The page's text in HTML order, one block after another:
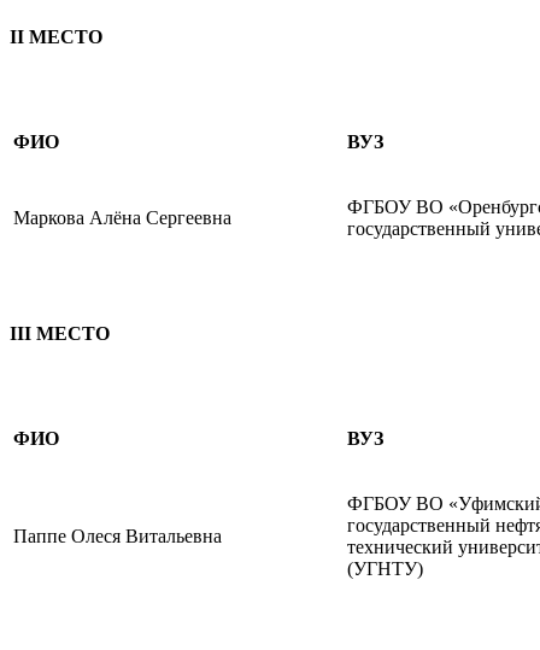
II МЕСТО
ФИО ВУЗ
Маркова Алёна Сергеевна
ФГБОУ ВО
государственный
III МЕСТО
ФИО ВУЗ
Паппе Олеся Витальевна
ФГБОУ ВО
государственный
технический
(УГНТУ)